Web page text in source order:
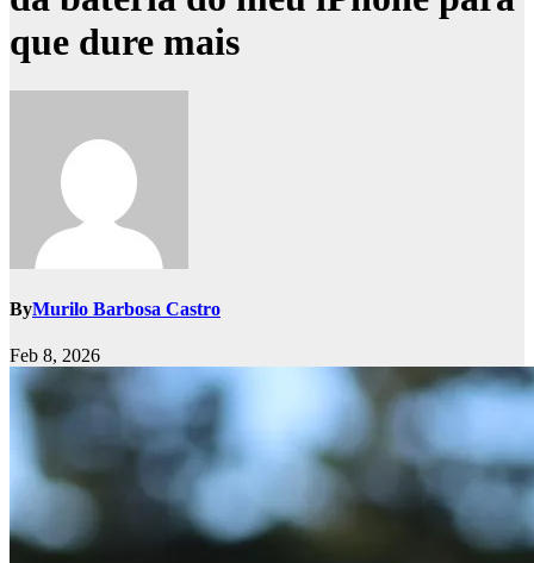
que dure mais
ByMurilo Barbosa Castro
Feb 8, 2026